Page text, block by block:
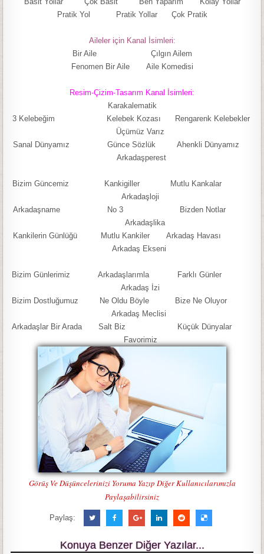
Pratik Yol Pratik Yollar Çok Pratik
Aileler için Kanal İsimleri:
Bir Aile Çılgın Ailem
Fenomen Bir Aile Aile Komedisi
Resim-Çizim-Tasarım Kanal İsimleri:
Karakalematik
3 Kelebeğim Kelebek Kozası Rengarenk Kelebekler
Üçümüz Varız
Sanal Dünyamız Günce Sözlük Ahenkli Dünyamız
Arkadaşperest
Bizim Güncemiz Kankigiller Mutlu Kankalar
Arkadaşloji
Arkadaşname No 3 Bizden Notlar
Arkadaşlika
Kankilerin Günlüğü Mutlu Kankiler Arkadaş Havası
Arkadaş Ekseni
Bizim Günlerimiz Arkadaşlarımla Farklı Günler
Arkadaş İzi
Bizim Dostluğumuz Ne Oldu Böyle Bize Ne Oluyor
Arkadaş Meclisi
Arkadaşlar Bir Arada Salt Biz Küçük Dünyalar
Favorimiz
Görüş Ve Düşüncelerinizi Yoruma Yazıp Diğer Kullanıcılarımızla
Paylaşabilirsiniz
Paylaş:
Konuya Benzer Diğer Yazılar...